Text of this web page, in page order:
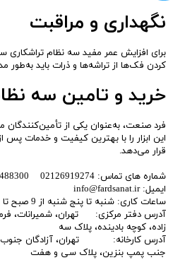
نگهداری و مراقبت
کردن فک‌ها از تراشه‌ها و ذرات باید به‌طور
خرید و تامین سه
فرد صنعت، به‌عنوان یکی از تأمین‌کنندگان
این ابزار را با بهترین کیفیت و خدمات
قرار می‌دهد.
شماره های تماس: 02126919274 09128488300
ایمیل: info@fardsanat.ir
ساعات کاری: شنبه تا پنج شنبه از 9 صبح تا 5 بعد از ظهر
آدرس دفتر مرکزی: تهران، شمیرانات،
زاده، کوچه بادینده، پلاک سه
آدرس کارخانه: تهران، آزادگان جنوب،
جنب پمپ بنزین، پلاک سی و هفت